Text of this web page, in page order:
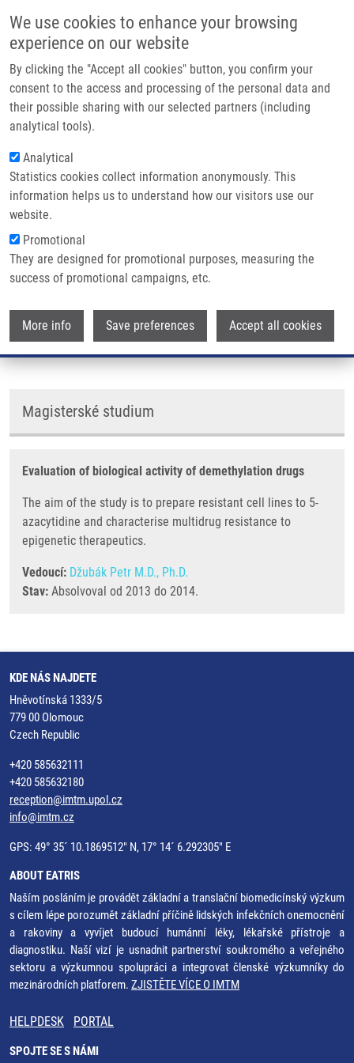
We use cookies to enhance your browsing
experience on our website
By clicking the "Accept all cookies" button, you confirm your
consent to the access and processing of the personal data and
their possible sharing with our selected partners (including
analytical tools).
Analytical
Statistics cookies collect information anonymously. This
information helps us to understand how our visitors use our
website.
Promotional
They are designed for promotional purposes, measuring the
success of promotional campaigns, etc.
More info Save preferences Accept all cookies
Main
Domů
Partner institutions
Technologie a služby
Kontakt
Drobečková navigace
Domů Růžičková Eliška B.Sc.
Růžičková Eliška B.Sc.
Magisterské studium
Evaluation of biological activity of demethylation drugs
The aim of the study is to prepare resistant cell lines to 5-
azacytidine and characterise multidrug resistance to
epigenetic therapeutics.
Vedoucí: Džubák Petr M.D., Ph.D.
Stav: Absolvoval od 2013 do 2014.
KDE NÁS NAJDETE
Hněvotínská 1333/5
779 00 Olomouc
Czech Republic
+420 585632111
+420 585632180
reception@imtm.upol.cz
info@imtm.cz
GPS: 49° 35´ 10.1869512" N, 17° 14´ 6.292305" E
ABOUT EATRIS
Naším posláním je provádět základní a translační biomedicínský výzkum
s cílem lépe porozumět základní příčině lidských infekčních onemocnění
a rakoviny a vyvíjet budoucí humánní léky, lékařské přístroje a
diagnostiku. Naší vizí je usnadnit partnerství soukromého a veřejného
sektoru a výzkumnou spolupráci a integrovat členské výzkumníky do
mezinárodních platforem. ZJISTĚTE VÍCE O IMTM
HELPDESK PORTAL
SPOJTE SE S NÁMI